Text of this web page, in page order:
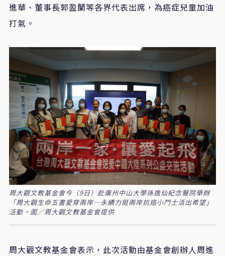
進華、董事長郭盈蘭等各界代表出席，為癌症兒童加油
打氣。
周大觀文教基金會今（9日）赴廣州中山大學孫逸仙紀念醫院舉辦
「周大觀生命五書愛穿兩岸—永續力挺兩岸抗癌小鬥士活出希望」
活動。圖／周大觀文教基金會提供
周大觀文教基金會表示，此次活動由基金會創辦人周進